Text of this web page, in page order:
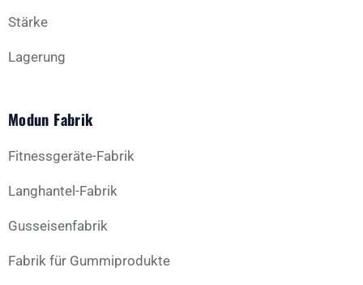
Stärke
Lagerung
Modun Fabrik
Fitnessgeräte-Fabrik
Langhantel-Fabrik
Gusseisenfabrik
Fabrik für Gummiprodukte